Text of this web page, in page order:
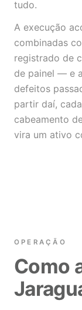
tudo.
A execução
combinadas
registrado de
de painel — e
defeitos
partir daí,
cabeamento
vira um ativo
OPERAÇÃO
Como